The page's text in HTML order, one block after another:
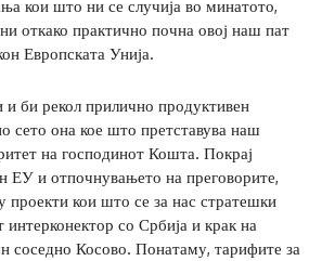
кои што ни се случија во минатото,
откако практично почна овој наш пат
Европската Унија.
и би рекол прилично продуктивен
сето она кое што претставува наш
на господинот Кошта. Покрај
ЕУ и отпочнувањето на преговорите,
кои што се за нас стратешки
интерконектор со Србија и крак на
соседно Косово. Понатаму, тарифите за